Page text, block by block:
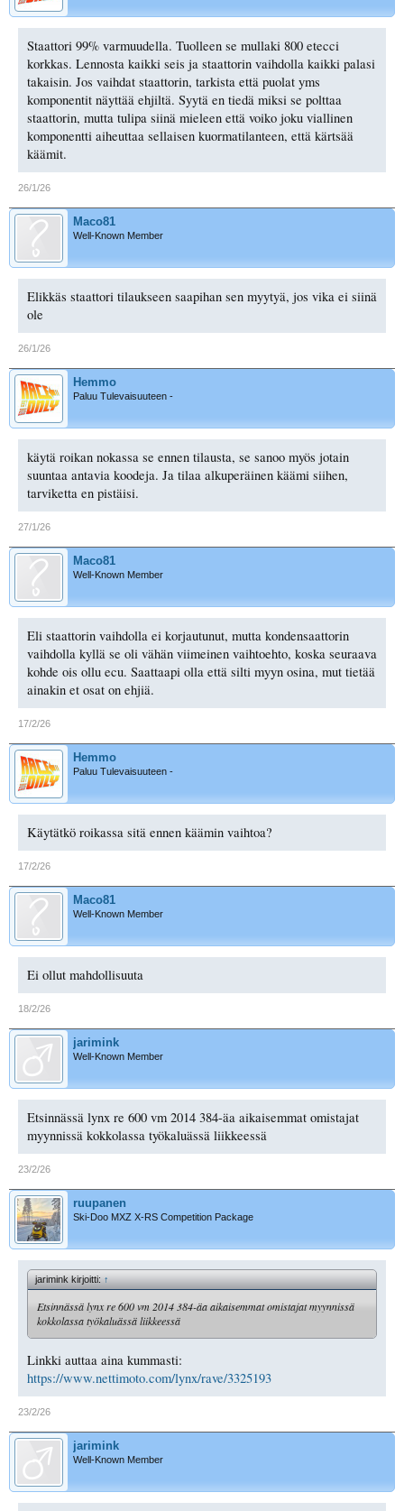
Staattori 99% varmuudella. Tuolleen se mullaki 800 etecci
korkkas. Lennosta kaikki seis ja staattorin vaihdolla kaikki palasi
takaisin. Jos vaihdat staattorin, tarkista että puolat yms
komponentit näyttää ehjiltä. Syytä en tiedä miksi se polttaa
staattorin, mutta tulipa siinä mieleen että voiko joku viallinen
komponentti aiheuttaa sellaisen kuormatilanteen, että kärtsää
käämit.
26/1/26
Maco81
Well-Known Member
Elikkäs staattori tilaukseen saapihan sen myytyä, jos vika ei siinä
ole
26/1/26
Hemmo
Paluu Tulevaisuuteen -
käytä roikan nokassa se ennen tilausta, se sanoo myös jotain
suuntaa antavia koodeja. Ja tilaa alkuperäinen käämi siihen,
tarviketta en pistäisi.
27/1/26
Maco81
Well-Known Member
Eli staattorin vaihdolla ei korjautunut, mutta kondensaattorin
vaihdolla kyllä se oli vähän viimeinen vaihtoehto, koska seuraava
kohde ois ollu ecu. Saattaapi olla että silti myyn osina, mut tietää
ainakin et osat on ehjiä.
17/2/26
Hemmo
Paluu Tulevaisuuteen -
Käytätkö roikassa sitä ennen käämin vaihtoa?
17/2/26
Maco81
Well-Known Member
Ei ollut mahdollisuuta
18/2/26
jarimink
Well-Known Member
Etsinnässä lynx re 600 vm 2014 384-äa aikaisemmat omistajat
myynnissä kokkolassa työkaluässä liikkeessä
23/2/26
ruupanen
Ski-Doo MXZ X-RS Competition Package
jarimink kirjoitti:↑
Etsinnässä lynx re 600 vm 2014 384-äa aikaisemmat omistajat myynnissä
kokkolassa työkaluässä liikkeessä
Linkki auttaa aina kummasti:
https://www.nettimoto.com/lynx/rave/3325193
23/2/26
jarimink
Well-Known Member